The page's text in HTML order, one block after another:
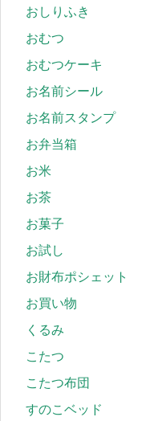
おしりふき
おむつ
おむつケーキ
お名前シール
お名前スタンプ
お弁当箱
お米
お茶
お菓子
お試し
お財布ポシェット
お買い物
くるみ
こたつ
こたつ布団
すのこベッド